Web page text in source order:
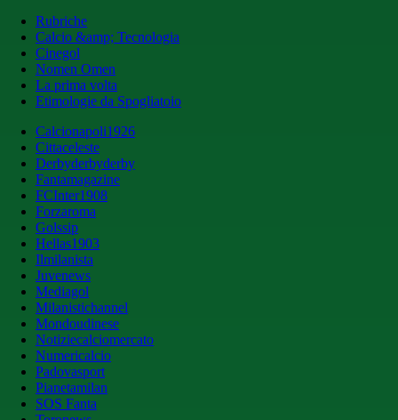
Rubriche
Calcio &amp; Tecnologia
Cinegol
Nomen Omen
La prima volta
Etimologie da Spogliatoio
Calcionapoli1926
Cittaceleste
Derbyderbyderby
Fantamagazine
FCInter1908
Forzaroma
Golssip
Hellas1903
Ilmilanista
Juvenews
Mediagol
Milanistichannel
Mondoudinese
Notiziecalciomercato
Numericalcio
Padovasport
Pianetamilan
SOS Fanta